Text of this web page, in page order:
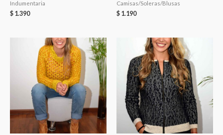
Indumentaria
$ 1.390
Camisas/Soleras/Blusas
$ 1.190